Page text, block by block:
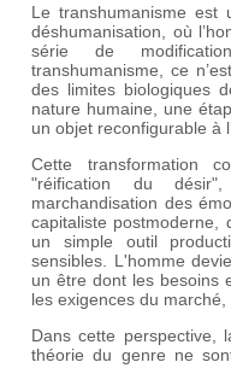
Le transhumanisme
déshumanisation, où
série de
transhumanisme, ce
des limites biologiques
nature humaine, une
un objet reconfigurable à
Cette transformation
"réification du
marchandisation des
capitaliste postmoderne,
un simple outil
sensibles. L'homme
un être dont les besoins
les exigences du
Dans cette perspective,
théorie du genre ne